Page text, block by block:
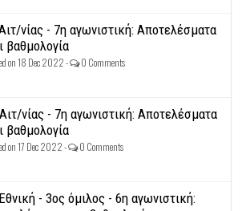
νίας - 7η αγωνιστική: Αποτελέσματα
βαθμολογία
on 18 Dec 2022 - 0 Comments
νίας - 7η αγωνιστική: Αποτελέσματα
βαθμολογία
on 17 Dec 2022 - 0 Comments
- 3ος όμιλος - 6η αγωνιστική: